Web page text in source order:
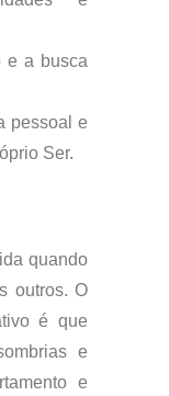
e a busca
pessoal e
Ser.
quando
outros. O
é que
e
e